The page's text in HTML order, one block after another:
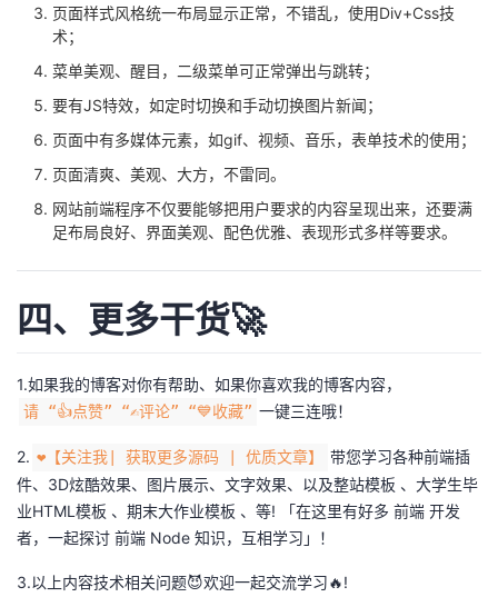
页面样式风格统一布局显示正常，不错乱，使用Div+Css技
术；
菜单美观、醒目，二级菜单可正常弹出与跳转；
要有JS特效，如定时切换和手动切换图片新闻；
页面中有多媒体元素，如gif、视频、音乐，表单技术的使用；
页面清爽、美观、大方，不雷同。
网站前端程序不仅要能够把用户要求的内容呈现出来，还要满
足布局良好、界面美观、配色优雅、表现形式多样等要求。
四、更多干货🚀
1.如果我的博客对你有帮助、如果你喜欢我的博客内容，
请 “👍点赞” “✍️评论” “💙收藏” 一键三连哦！
2. ❤️【关注我| 获取更多源码 | 优质文章】
带您学习各种前端插
件、3D炫酷效果、图片展示、文字效果、以及整站模板 、大学生毕
业HTML模板 、期末大作业模板 、等! 「在这里有好多 前端 开发
者，一起探讨 前端 Node 知识，互相学习」！
3.以上内容技术相关问题😈欢迎一起交流学习🔥!